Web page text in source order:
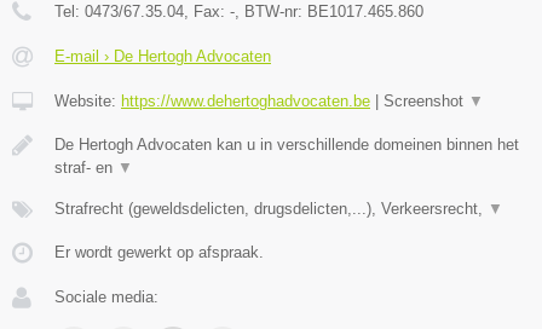
Tel: 0473/67.35.04 , Fax: - , BTW-nr: BE1017.465.860
E-mail › De Hertogh Advocaten
Website: https://www.dehertoghadvocaten.be | Screenshot ▼
De Hertogh Advocaten kan u in verschillende domeinen binnen het
straf- en ▼
Strafrecht (geweldsdelicten, drugsdelicten,...), Verkeersrecht, ▼
Er wordt gewerkt op afspraak.
Sociale media: